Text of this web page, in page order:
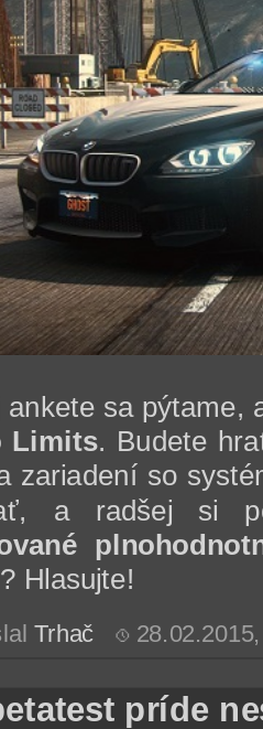
ankete sa pýtame,
Limits. Budete
zariadení so
a radšej si
Hlasujte!
Trhač
príde